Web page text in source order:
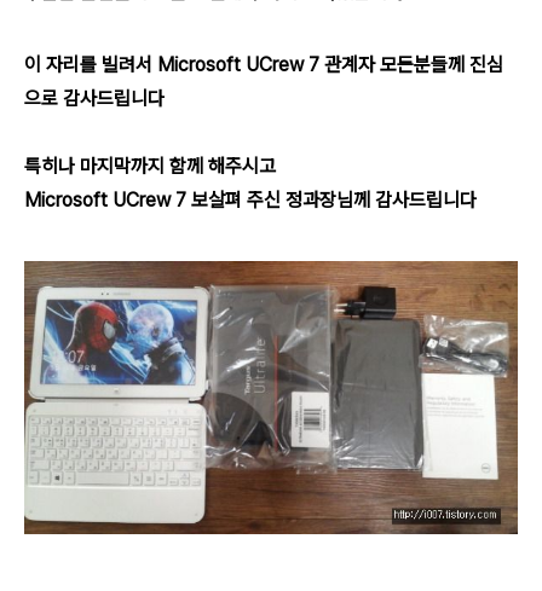
이 자리를 빌려서 Microsoft UCrew 7 관계자 모든분들께 진심
으로 감사드립니다
특히나 마지막까지 함께 해주시고
Microsoft UCrew 7 보살펴 주신 정과장님께 감사드립니다